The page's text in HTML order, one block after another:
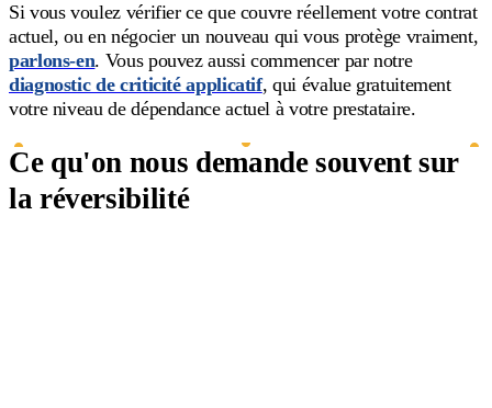
Si vous voulez vérifier ce que couvre réellement votre contrat
actuel, ou en négocier un nouveau qui vous protège vraiment,
parlons-en. Vous pouvez aussi commencer par notre
diagnostic de criticité applicatif, qui évalue gratuitement
votre niveau de dépendance actuel à votre prestataire.
Ce qu'on nous demande souvent sur
la réversibilité